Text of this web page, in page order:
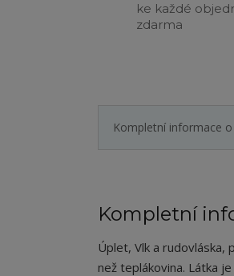
ke každé
zdarma
Kompletní informace
Kompletní
Úplet, Vlk a rudovláska,
než teplákovina. Látka